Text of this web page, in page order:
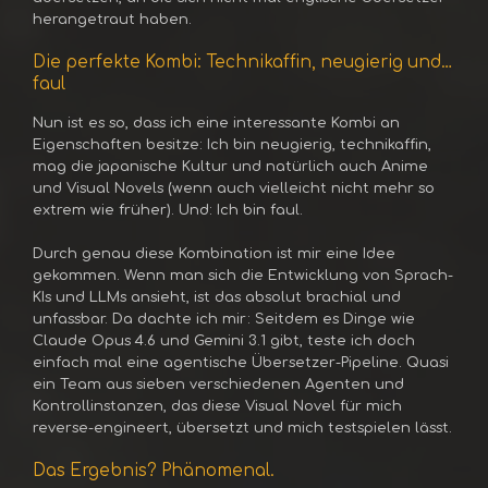
herangetraut haben.
Die perfekte Kombi: Technikaffin, neugierig und…
faul
Nun ist es so, dass ich eine interessante Kombi an
Eigenschaften besitze: Ich bin neugierig, technikaffin,
mag die japanische Kultur und natürlich auch Anime
und Visual Novels (wenn auch vielleicht nicht mehr so
extrem wie früher). Und: Ich bin faul.
Durch genau diese Kombination ist mir eine Idee
gekommen. Wenn man sich die Entwicklung von Sprach-
KIs und LLMs ansieht, ist das absolut brachial und
unfassbar. Da dachte ich mir: Seitdem es Dinge wie
Claude Opus 4.6 und Gemini 3.1 gibt, teste ich doch
einfach mal eine agentische Übersetzer-Pipeline. Quasi
ein Team aus sieben verschiedenen Agenten und
Kontrollinstanzen, das diese Visual Novel für mich
reverse-engineert, übersetzt und mich testspielen lässt.
Das Ergebnis? Phänomenal.